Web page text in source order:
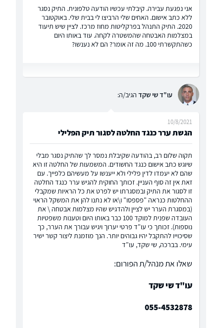
אני נפגעת עבירה. קיבלתי עכשיו הודעה טלפונית. התיק נסגר
ללא כתב אישום. האחים שלי הרביצו לי בבית שלי. באוקטובר
2020. התיק התנהל בפרקליטות מחוז מרכז. לציין שיש תיעוד
במצלמות האבטחה שהמשטרה לקחה. עוד באותו היום
כשהתקשרתי 100. מה זה אומר? הם לא נענשו?
עו"ד שי שקד הגיב/ה:
הגשת ערר כנגד החלטה לסגור תיק הפלילי
10/8/2021
תקוה שלום רב, בהודעה שקיבלת נמסר לך שהתיק נסגר מבלי
שיוגש כתב אישום כנגד החשודים. המשמעות של החלטה זו היא
שהם לא יעמדו לדין פלילי ולא ייענשו על מעשיהם כלפייך. עם
זאת אין זה סוף העניין. זכותך החוקית להגיש ערר כנגד החלטה
זו לסגור את התיק ובמסגרתו יש לפרט את כל הראיות שמקבלי
ההחלטות כנראה "פספסו" ו\או לא נתנו להן את המשקל הראוי
(במסגרת הערר יש לציין ולהדגיש שהיו מצלמות אבטחה \ את
העובדה שפנית למוקד 100 כבר באותו היום וטענות משפטיות
נוספות). זכותך כי עו"ד פרטי יערוך ויגיש עבורך את הערר, כך
שסיכוייו להתקבל יהיו גבוהים יותר. הנך מוזמנת ליצור קשר ישיר
עימי. בברכה, שי שקד, עו"ד
שאלו את מנהל/ת הפורום:
עו"ד שי שקד
055-4532878